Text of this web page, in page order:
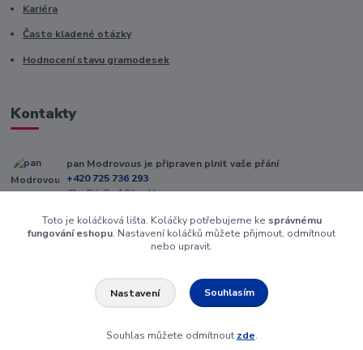
Kariéra
Často kladené otázky
Hodnocení stavu gramodesek
Kontakty
pan Modrovous je připraven plnit vaše přání
+420 725 736 293
(Po-Pá, 8 - 16 hod.)
info@modrovous.cz
Vytvořeno na Eshop-rychle.cz
Toto je koláčková lišta. Koláčky potřebujeme ke správnému
fungování eshopu. Nastavení koláčků můžete přijmout, odmítnout
nebo upravit.
Nastavení Souhlasím
Souhlas můžete odmítnout zde.